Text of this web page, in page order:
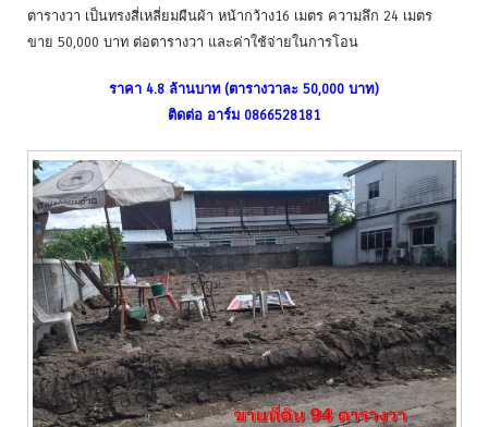
ตารางวา เป็นทรงสี่เหลี่ยมผืนผ้า หน้ากว้าง16 เมตร ความลึก 24 เมตร
ขาย 50,000 บาท ต่อตารางวา และค่าใช้จ่ายในการโอน
ราคา 4.8 ล้านบาท (ตารางวาละ 50,000 บาท)
ติดต่อ อาร์ม 0866528181